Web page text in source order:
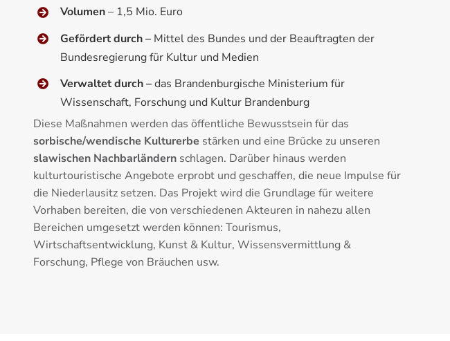
Volumen– 1,5 Mio. Euro
Gefördert durch –Mittel des Bundes und der Beauftragten der
Bundesregierung für Kultur und Medien
Verwaltet durch –das Brandenburgische Ministerium für
Wissenschaft, Forschung und Kultur Brandenburg
Diese Maßnahmen werden das öffentliche Bewusstsein für das
sorbische/wendische Kulturerbe stärken und eine Brücke zu unseren
slawischen Nachbarländern schlagen. Darüber hinaus werden
kulturtouristische Angebote erprobt und geschaffen, die neue Impulse für
die Niederlausitz setzen. Das Projekt wird die Grundlage für weitere
Vorhaben bereiten, die von verschiedenen Akteuren in nahezu allen
Bereichen umgesetzt werden können: Tourismus,
Wirtschaftsentwicklung, Kunst & Kultur, Wissensvermittlung &
Forschung, Pflege von Bräuchen usw.